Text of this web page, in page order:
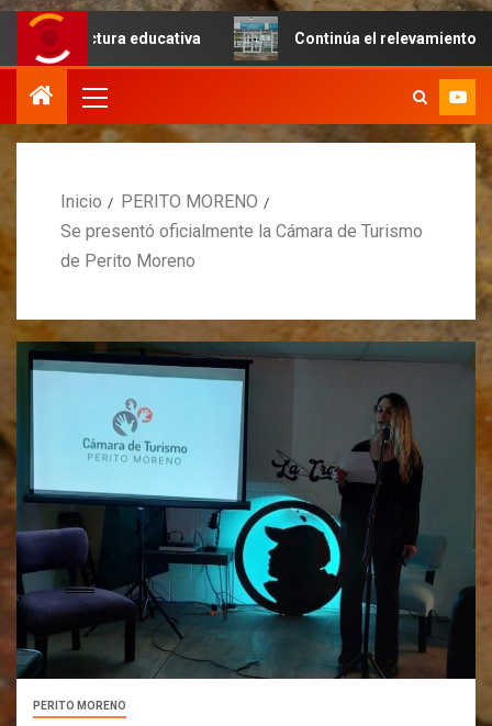
educativa Continúa el relevamiento técnico en
Inicio
PERITO MORENO
Se presentó oficialmente la Cámara de Turismo
de Perito Moreno
PERITO MORENO